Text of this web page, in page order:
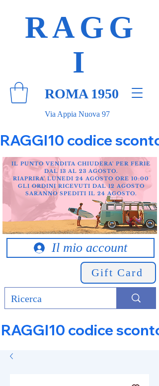
Via Appia Nuova 97
RAGG
I
ROMA 1950
RAGGI10 codice
Il mio account
Gift Card
IL PUNTO VENDITA CHIUDERA' PER FERIE
DAL 13 AL 23 AGOSTO.
RIAPRIRA' LUNEDI 24 AGOSTO ORE 10:00
GLI ORDINI RICEVUTI DAL 12 AGOSTO
SARANNO SPEDITI IL 24 AGOSTO.
RAGGI10 codice